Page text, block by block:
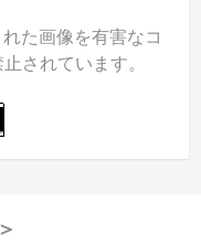
た画像を有害なコ
されています。